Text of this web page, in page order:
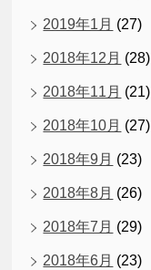
2019年1月 (27)
2018年12月 (28)
2018年11月 (21)
2018年10月 (27)
2018年9月 (23)
2018年8月 (26)
2018年7月 (29)
2018年6月 (23)